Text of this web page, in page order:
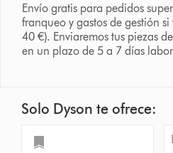
Envío gratis para pedidos
franqueo y gastos de gestión
40 €). Enviaremos tus piezas
en un plazo de 5 a 7 días
Solo Dyson te ofrece: